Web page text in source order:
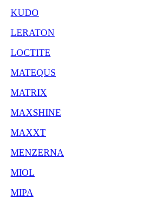
KUDO
LERATON
LOCTITE
MATEQUS
MATRIX
MAXSHINE
MAXXT
MENZERNA
MIOL
MIPA